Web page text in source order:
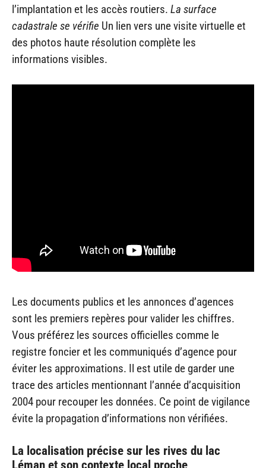
l’implantation et les accès routiers. La surface
cadastrale se vérifie Un lien vers une visite virtuelle et
des photos haute résolution complète les
informations visibles.
Les documents publics et les annonces d’agences
sont les premiers repères pour valider les chiffres.
Vous préférez les sources officielles comme le
registre foncier et les communiqués d’agence pour
éviter les approximations. Il est utile de garder une
trace des articles mentionnant l’année d’acquisition
2004 pour recouper les données. Ce point de vigilance
évite la propagation d’informations non vérifiées.
La localisation précise sur les rives du lac
Léman et son contexte local proche